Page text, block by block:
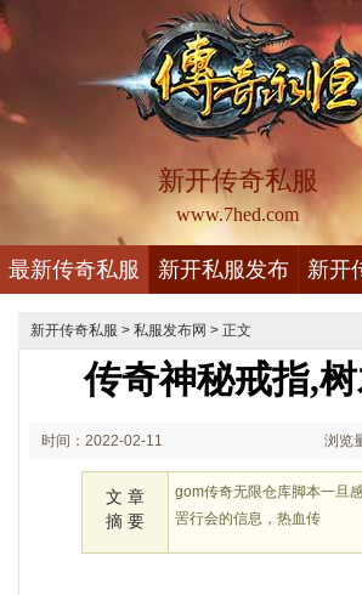
新开传奇私服
www.7hed.com
最新传奇私服 新开私服发布 新开
新开传奇私服 > 私服发布网 > 正文
传奇神秘戒指,
时间：2022-02-11 浏览
文 章
摘 要
gom传奇无限仓库脚本一旦
罟行会的信息，热血传